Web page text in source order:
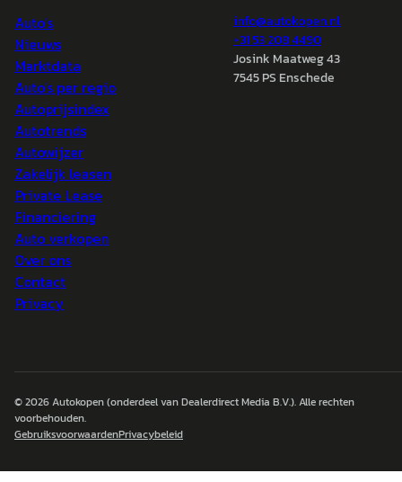
Auto's
Nieuws
Marktdata
Auto's per regio
Autoprijsindex
Autotrends
Autowijzer
Zakelijk leasen
Private Lease
Financiering
Auto verkopen
Over ons
Contact
Privacy
info@autokopen.nl
+31 53 208 4490
Josink Maatweg 43
7545 PS Enschede
© 2026Autokopen(onderdeel van Dealerdirect Media B.V.). Alle rechten
voorbehouden.
GebruiksvoorwaardenPrivacybeleid